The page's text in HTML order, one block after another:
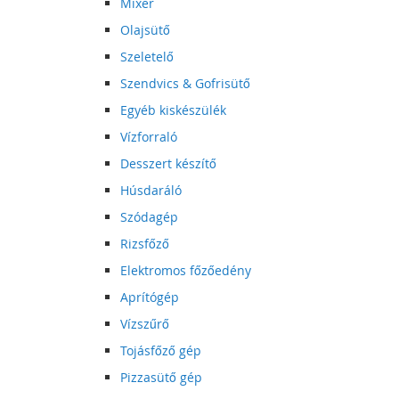
Olajsütő
Szeletelő
Szendvics & Gofrisütő
Egyéb kiskészülék
Vízforraló
Desszert készítő
Húsdaráló
Szódagép
Rizsfőző
Elektromos főzőedény
Aprítógép
Vízszűrő
Tojásfőző gép
Pizzasütő gép